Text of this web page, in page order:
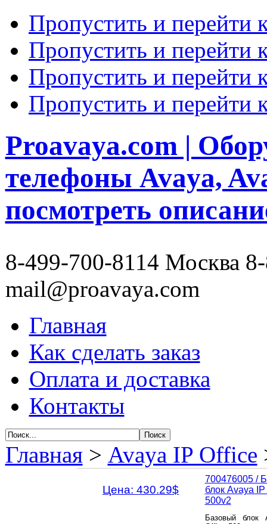
Пропустить и перейти
Пропустить и перейти
Пропустить и перейти
Пропустить и перейти
Proavaya.com |
телефоны Avaya,
посмотреть
8-499-700-8114 Москва
mail@proavaya.com
Главная
Как сделать заказ
Оплата и доставка
Контакты
Главная> Avaya IP Office
Цена: 430.29$
700476005 /
блок Avaya
500v2
Базовый блок